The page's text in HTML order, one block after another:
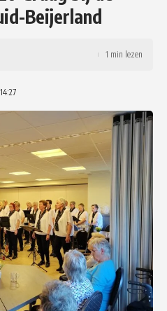
Beijerland
1 min lezen